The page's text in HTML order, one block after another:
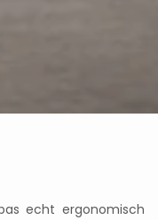
echt ergonomisch